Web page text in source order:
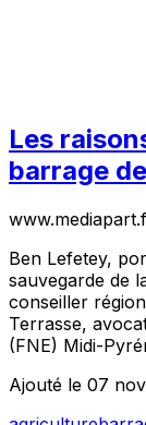
Les
barrage
Ben Lefetey,
sauvegarde de
conseiller
Terrasse,
(FNE) Midi-
Ajouté le 07